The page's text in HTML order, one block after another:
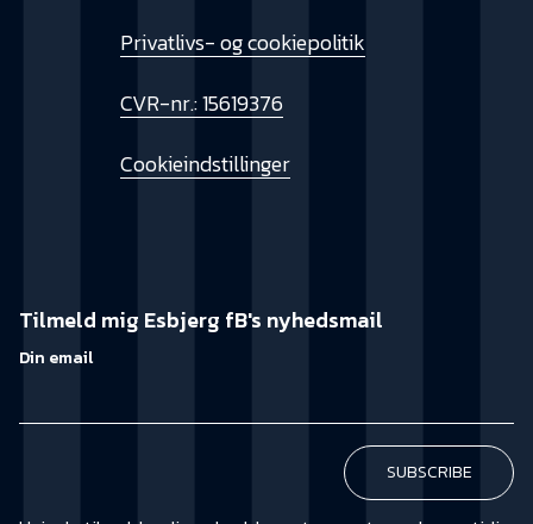
Privatlivs- og cookiepolitik
CVR-nr.: 15619376
Cookieindstillinger
Tilmeld mig Esbjerg fB's nyhedsmail
Din email